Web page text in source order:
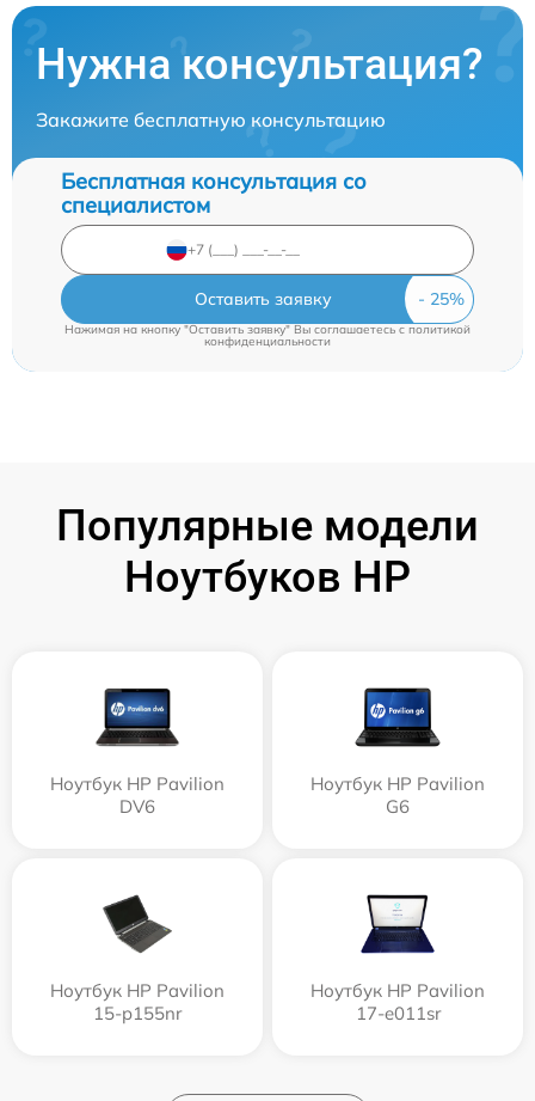
Нужна консультация?
Закажите бесплатную консультацию
Бесплатная консультация со
специалистом
Оставить заявку
Нажимая на кнопку "Оставить заявку" Вы соглашаетесь cполитикой
конфиденциальности
Популярные модели
Ноутбуков HP
Ноутбук HP Pavilion
DV6
Ноутбук HP Pavilion
G6
Ноутбук HP Pavilion
15-p155nr
Ноутбук HP Pavilion
17-e011sr